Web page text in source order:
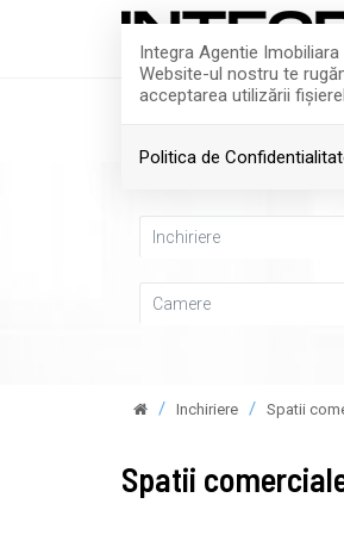
Integra Agentie
Website-ul nostru te
acceptarea utilizării
Politica de
Inchiriere
Camere
Inchiriere Spatii
Spatii